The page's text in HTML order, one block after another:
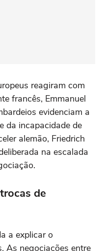
reagiram com
francês, Emmanuel
evidenciam a
da incapacidade de
alemão, Friedrich
na escalada
de
a explicar o
As negociações entre